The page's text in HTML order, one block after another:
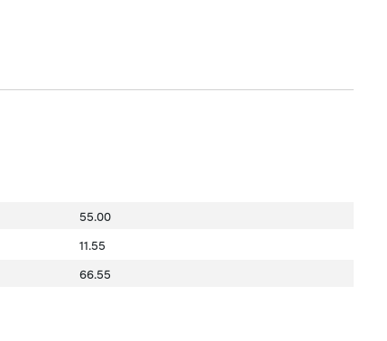
55.00
11.55
66.55